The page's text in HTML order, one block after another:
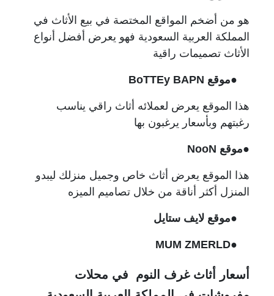
هو من أضخم المواقع المختصة في بيع الأثاث في
المملكة العربية السعودية فهو يعرض أفضل أنواع
الأثاث تصميمات راقية
●موقع BoTTEy BAPN
هذا الموقع يعرض لعملائه أثاث راقي يناسب
رغبتهم وبأسعار يرغبون بها
●موقع NooN
هذا الموقع يعرض أثاث خاص وجميل منزلك ليبدو
المنزل أكثر أناقة من خلال تصاميم الميزه
●موقع لايف ستايل
●MUM ZMERLD
أسعار أثاث غرف النوم في محلات